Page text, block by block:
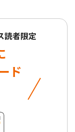
読者限定
ド